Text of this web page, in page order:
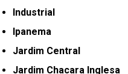
Industrial
Ipanema
Jardim Central
Jardim Chacara Inglesa